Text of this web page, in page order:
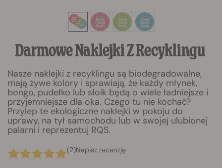
Darmowe Naklejki Z Recyklingu
Nasze naklejki z recyklingu są biodegradowalne,
mają żywe kolory i sprawiają, że każdy młynek,
bongo, pudełko lub słoik będą o wiele ładniejsze i
przyjemniejsze dla oka. Czego tu nie kochać?
Przylep te ekologiczne naklejki w pokoju do
uprawy, na tył samochodu lub w swojej ulubionej
palarni i reprezentuj RQS.
(2)Napisz recenzję